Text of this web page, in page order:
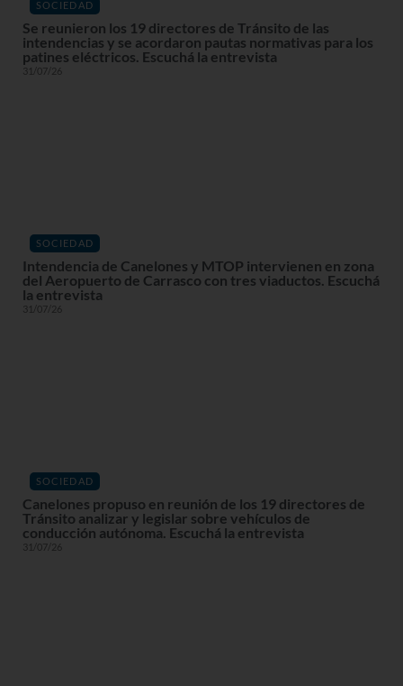
SOCIEDAD
Se reunieron los 19 directores de Tránsito de las
intendencias y se acordaron pautas normativas para los
patines eléctricos. Escuchá la entrevista
31/07/26
SOCIEDAD
Intendencia de Canelones y MTOP intervienen en zona
del Aeropuerto de Carrasco con tres viaductos. Escuchá
la entrevista
31/07/26
SOCIEDAD
Canelones propuso en reunión de los 19 directores de
Tránsito analizar y legislar sobre vehículos de
conducción autónoma. Escuchá la entrevista
31/07/26